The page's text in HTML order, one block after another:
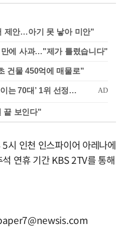
제안…아기 못 낳아 미안"
만에 사과…"제가 틀렸습니다"
건물 450억에 매물로"
끝 보인다"
시 인천 인스파이어 아레나에
연휴 기간 KBS 2TV를 통해